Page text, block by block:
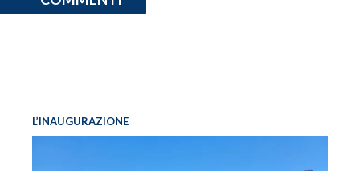
L’INAUGURAZIONE